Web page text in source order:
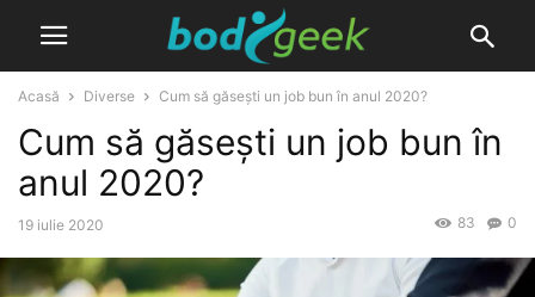
Acasă Diverse Cum să găsești un job bun în anul 2020?
Cum să găsești un job bun în
anul 2020?
19 iulie 2020 0
83